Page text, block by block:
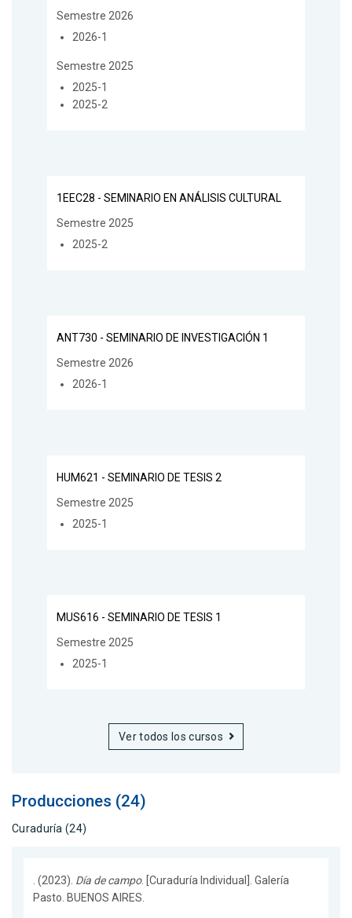
Semestre 2026
2026-1
Semestre 2025
2025-1
2025-2
1EEC28 - SEMINARIO EN ANÁLISIS CULTURAL
Semestre 2025
2025-2
ANT730 - SEMINARIO DE INVESTIGACIÓN 1
Semestre 2026
2026-1
HUM621 - SEMINARIO DE TESIS 2
Semestre 2025
2025-1
MUS616 - SEMINARIO DE TESIS 1
Semestre 2025
2025-1
Ver todos los cursos
Producciones (24)
Curaduría (24)
. (2023). Día de campo. [Curaduría Individual]. Galería
Pasto. BUENOS AIRES.